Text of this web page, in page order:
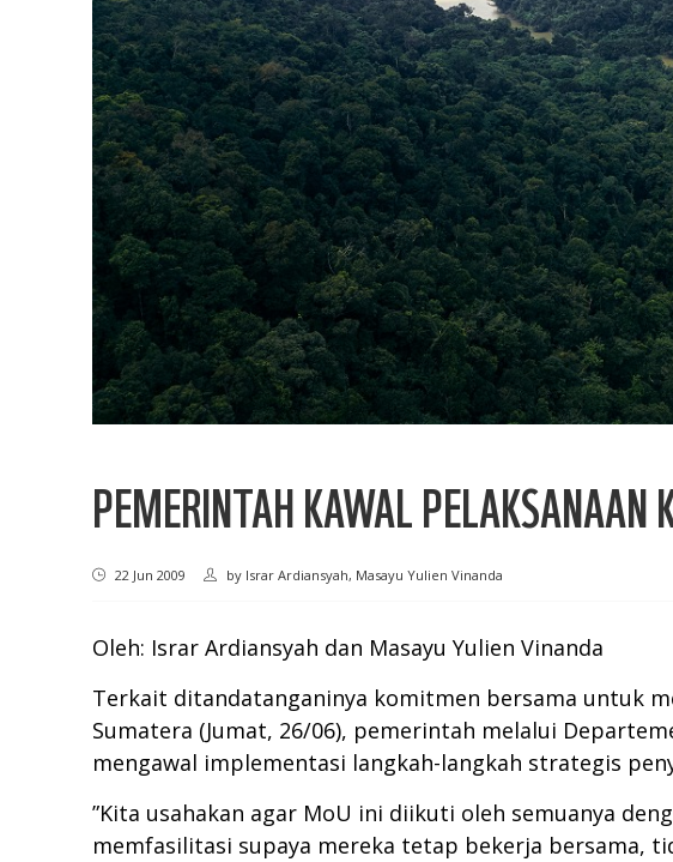
PEMERINTAH KAWAL
22 Jun 2009 by Israr Ardiansyah, Masayu Yulien Vinanda
Oleh: Israr Ardiansyah dan Masayu Yulien Vinanda
Terkait ditandatanganinya komitmen bersama untuk
Sumatera (Jumat, 26/06), pemerintah melalui
mengawal implementasi langkah-langkah strategis
”Kita usahakan agar MoU ini diikuti oleh semuanya
memfasilitasi supaya mereka tetap bekerja bersama,